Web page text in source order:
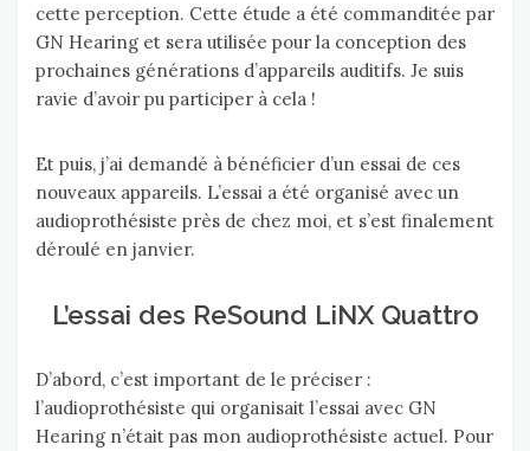
cette perception. Cette étude a été commanditée par
GN Hearing et sera utilisée pour la conception des
prochaines générations d’appareils auditifs. Je suis
ravie d’avoir pu participer à cela !
Et puis, j’ai demandé à bénéficier d’un essai de ces
nouveaux appareils. L’essai a été organisé avec un
audioprothésiste près de chez moi, et s’est finalement
déroulé en janvier.
L’essai des ReSound LiNX Quattro
D’abord, c’est important de le préciser :
l’audioprothésiste qui organisait l’essai avec GN
Hearing n’était pas mon audioprothésiste actuel. Pour